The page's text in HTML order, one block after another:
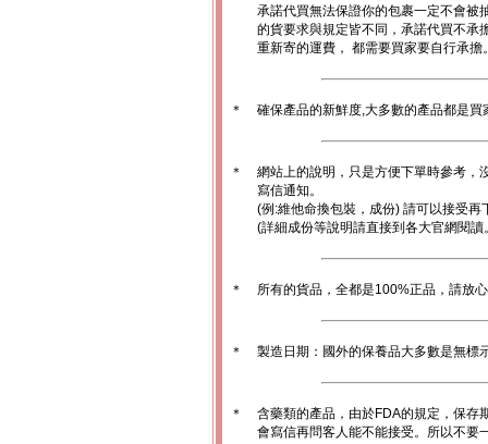
承諾代買無法保證你的包裹一定不會被
的貨要求與規定皆不同，承諾代買不承
重新寄的運費， 都需要買家要自行承擔
＊ 確保產品的新鮮度,大多數的產品都是
＊
網站上的說明，只是方便下單時參考，
寫信通知。
(例:維他命換包裝，成份) 請可以接受再
(詳細成份等說明請直接到各大官網閱讀
＊ 所有的貨品，全都是100%正品，請放
＊ 製造日期：國外的保養品大多數是無標
＊
含藥類的產品，由於FDA的規定，保存
會寫信再問客人能不能接受。所以不要